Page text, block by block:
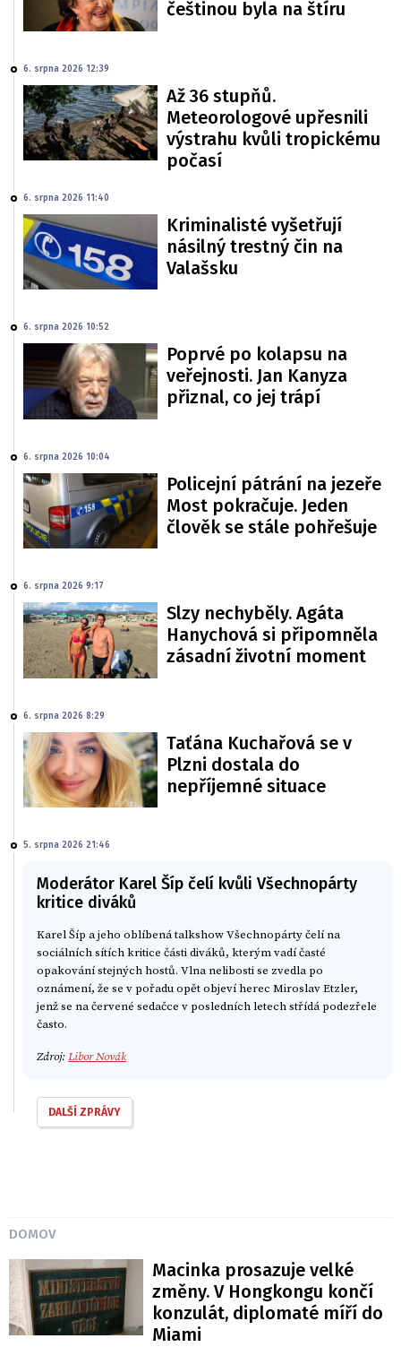
češtinou byla na štíru
6. srpna 2026 12:39
Až 36 stupňů.
Meteorologové upřesnili
výstrahu kvůli tropickému
počasí
6. srpna 2026 11:40
Kriminalisté vyšetřují
násilný trestný čin na
Valašsku
6. srpna 2026 10:52
Poprvé po kolapsu na
veřejnosti. Jan Kanyza
přiznal, co jej trápí
6. srpna 2026 10:04
Policejní pátrání na jezeře
Most pokračuje. Jeden
člověk se stále pohřešuje
6. srpna 2026 9:17
Slzy nechyběly. Agáta
Hanychová si připomněla
zásadní životní moment
6. srpna 2026 8:29
Taťána Kuchařová se v
Plzni dostala do
nepříjemné situace
5. srpna 2026 21:46
Moderátor Karel Šíp čelí kvůli Všechnopárty
kritice diváků
Karel Šíp a jeho oblíbená talkshow Všechnopárty čelí na
sociálních sítích kritice části diváků, kterým vadí časté
opakování stejných hostů. Vlna nelibosti se zvedla po
oznámení, že se v pořadu opět objeví herec Miroslav Etzler,
jenž se na červené sedačce v posledních letech střídá podezřele
často.
Zdroj:Libor Novák
DALŠÍ ZPRÁVY
DOMOV
Macinka prosazuje velké
změny. V Hongkongu končí
konzulát, diplomaté míří do
Miami